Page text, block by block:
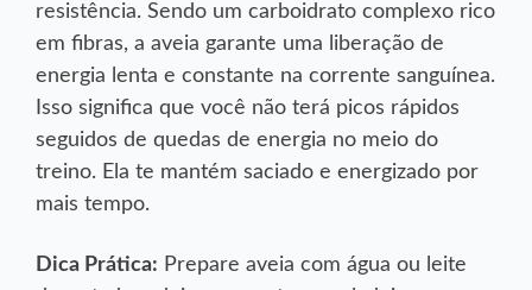
resistência. Sendo um carboidrato complexo rico
em fibras, a aveia garante uma liberação de
energia lenta e constante na corrente sanguínea.
Isso significa que você não terá picos rápidos
seguidos de quedas de energia no meio do
treino. Ela te mantém saciado e energizado por
mais tempo.
Dica Prática: Prepare aveia com água ou leite